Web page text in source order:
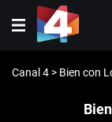
Canal 4 > Bien con